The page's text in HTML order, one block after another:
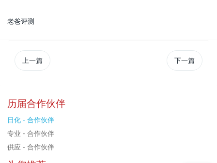
老爸评测
上一篇 下一篇
历届合作伙伴
日化 - 合作伙伴
专业 - 合作伙伴
供应 - 合作伙伴